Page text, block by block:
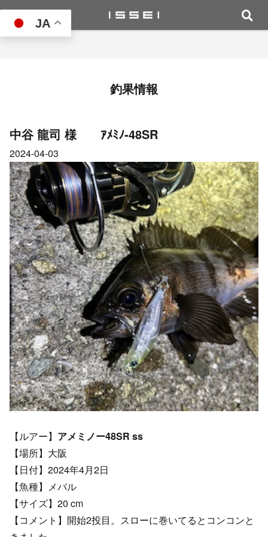
JA
釣果情報
中谷 龍司 様 ｱﾒﾐﾉ-48SR
2024-04-03
【ルアー】 アメミノー48SR ss
【場所】大阪
【日付】2024年4月2日
【魚種】メバル
【サイズ】20 cm
【コメント】開始2投目。スローに巻いてるとコンコンと